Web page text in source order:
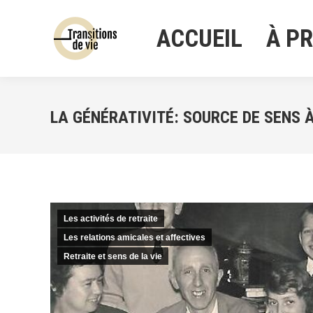
ACCUEIL À
LA GÉNÉRATIVITÉ: SOURCE DE SENS
Les activités de retraite
Les relations amicales et affectives
Retraite et sens de la vie
ACCUEIL À